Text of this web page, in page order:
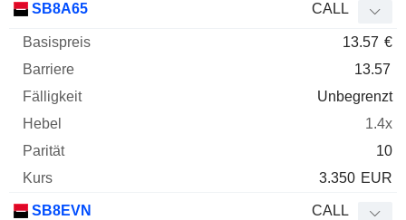
SB8A65 CALL
13.57 €
13.57
Unbegrenzt
1.4x
10
3.350 EUR
SB8EVN CALL